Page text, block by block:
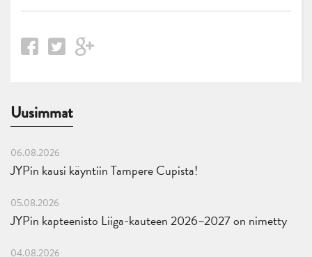
Uusimmat
06.08.2026
JYPin kausi käyntiin Tampere Cupista!
05.08.2026
JYPin kapteenisto Liiga-kauteen 2026–2027 on nimetty
04.08.2026